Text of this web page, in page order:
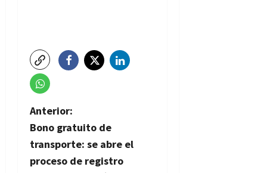
N
a
v
Anterior:
Bono gratuito de
transporte: se abre el
proceso de registro